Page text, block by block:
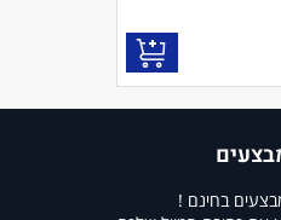
בחינם !